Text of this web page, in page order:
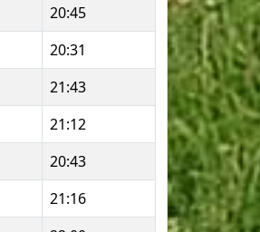
20:45
20:31
21:43
21:12
20:43
21:16